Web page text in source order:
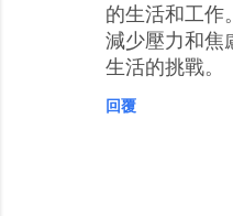
的生活和工作
減少壓力和焦
生活的挑戰。
回覆